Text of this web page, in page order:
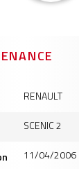
RENAULT
SCENIC 2
11/04/2006